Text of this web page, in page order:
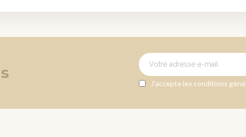
J'accepte les conditions